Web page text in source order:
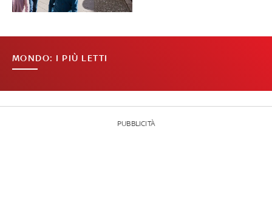
MONDO: I PIÙ LETTI
PUBBLICITÀ